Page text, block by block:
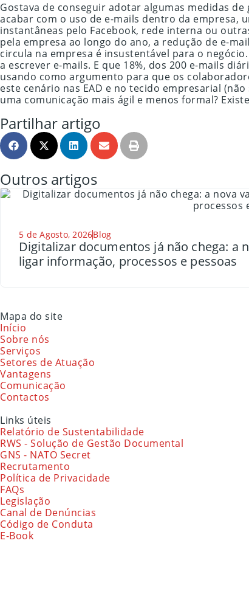
Gostava de conseguir adotar algumas medidas
acabar com o uso de e-mails dentro da empresa,
instantâneas pelo Facebook, rede interna ou
pela empresa ao longo do ano, a redução de e-
circula na empresa é insustentável para o
a escrever e-mails. E que 18%, dos 200 e-mails
usando como argumento para que os
este cenário nas EAD e no tecido empresarial
uma comunicação mais ágil e menos formal?
Partilhar artigo
Outros artigos
5 de Agosto, 2026Blog
Digitalizar documentos já não chega: a
ligar informação, processos e pessoas
Mapa do site
Início
Sobre nós
Serviços
Setores de Atuação
Vantagens
Comunicação
Contactos
Links úteis
Relatório de Sustentabilidade
RWS - Solução de Gestão Documental
GNS - NATO Secret
Recrutamento
Política de Privacidade
FAQs
Legislação
Canal de Denúncias
Código de Conduta
E-Book